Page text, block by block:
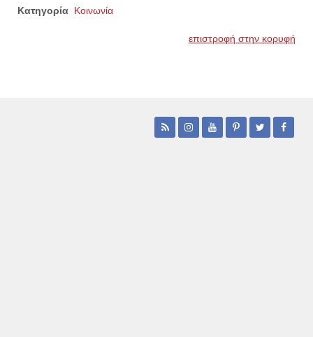
Κατηγορία Κοινωνία
επιστροφή στην κορυφή